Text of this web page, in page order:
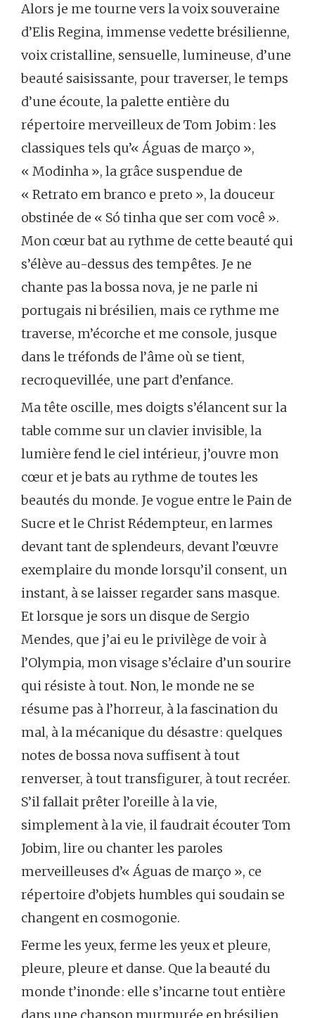
Alors je me tourne vers la voix souveraine
d’Elis Regina, immense vedette brésilienne,
voix cristalline, sensuelle, lumineuse, d’une
beauté saisissante, pour traverser, le temps
d’une écoute, la palette entière du
répertoire merveilleux de Tom Jobim : les
classiques tels qu’« Águas de março »,
« Modinha », la grâce suspendue de
« Retrato em branco e preto », la douceur
obstinée de « Só tinha que ser com você ».
Mon cœur bat au rythme de cette beauté qui
s’élève au-dessus des tempêtes. Je ne
chante pas la bossa nova, je ne parle ni
portugais ni brésilien, mais ce rythme me
traverse, m’écorche et me console, jusque
dans le tréfonds de l’âme où se tient,
recroquevillée, une part d’enfance.
Ma tête oscille, mes doigts s’élancent sur la
table comme sur un clavier invisible, la
lumière fend le ciel intérieur, j’ouvre mon
cœur et je bats au rythme de toutes les
beautés du monde. Je vogue entre le Pain de
Sucre et le Christ Rédempteur, en larmes
devant tant de splendeurs, devant l’œuvre
exemplaire du monde lorsqu’il consent, un
instant, à se laisser regarder sans masque.
Et lorsque je sors un disque de Sergio
Mendes, que j’ai eu le privilège de voir à
l’Olympia, mon visage s’éclaire d’un sourire
qui résiste à tout. Non, le monde ne se
résume pas à l’horreur, à la fascination du
mal, à la mécanique du désastre : quelques
notes de bossa nova suffisent à tout
renverser, à tout transfigurer, à tout recréer.
S’il fallait prêter l’oreille à la vie,
simplement à la vie, il faudrait écouter Tom
Jobim, lire ou chanter les paroles
merveilleuses d’« Águas de março », ce
répertoire d’objets humbles qui soudain se
changent en cosmogonie.
Ferme les yeux, ferme les yeux et pleure,
pleure, pleure et danse. Que la beauté du
monde t’inonde : elle s’incarne tout entière